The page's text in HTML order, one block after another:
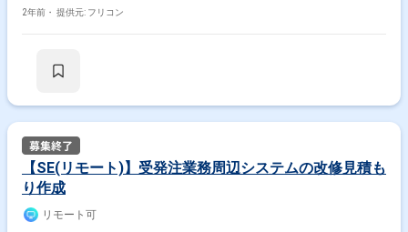
2年前・ 提供元: フリコン
【SE(リモート)】受発注業務周辺システムの改修見積も
り作成
リモート可